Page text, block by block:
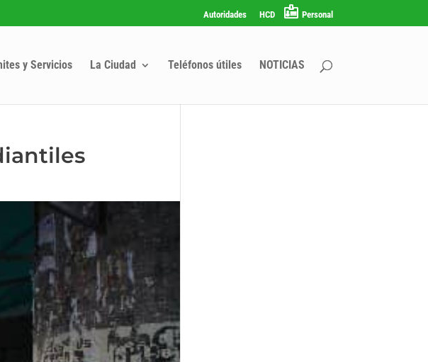
Autoridades HCD Personal
y Servicios La Ciudad Teléfonos útiles NOTICIAS